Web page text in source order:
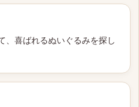
、喜ばれるぬいぐるみを探し